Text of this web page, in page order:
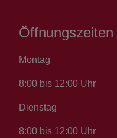
Öffnungszeiten
Montag
8:00 bis 12:00 Uhr
Dienstag
8:00 bis 12:00 Uhr